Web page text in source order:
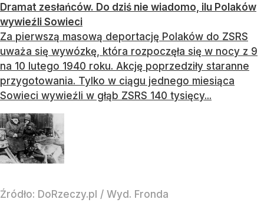
Dramat zesłańców. Do dziś nie wiadomo, ilu Polaków
wywieźli Sowieci
Za pierwszą masową deportację Polaków do ZSRS
uważa się wywózkę, która rozpoczęła się w nocy z 9
na 10 lutego 1940 roku. Akcję poprzedziły staranne
przygotowania. Tylko w ciągu jednego miesiąca
Sowieci wywieźli w głąb ZSRS 140 tysięcy...
Źródło: DoRzeczy.pl / Wyd. Fronda